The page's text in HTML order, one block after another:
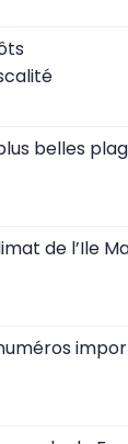
belles
de l’Ile